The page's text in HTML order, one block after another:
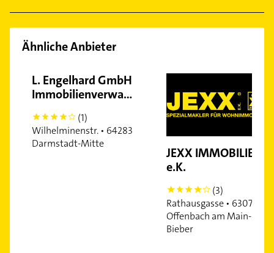
Logopädie
Ähnliche Anbieter
L. Engelhard GmbH
Immobilienverwaltung
4
(1)
Wilhelminenstr. • 64283
Darmstadt-Mitte
JEXX IMMOBILIEN
e.K.
4
(3)
Rathausgasse • 63073
Offenbach am Main-
Bieber